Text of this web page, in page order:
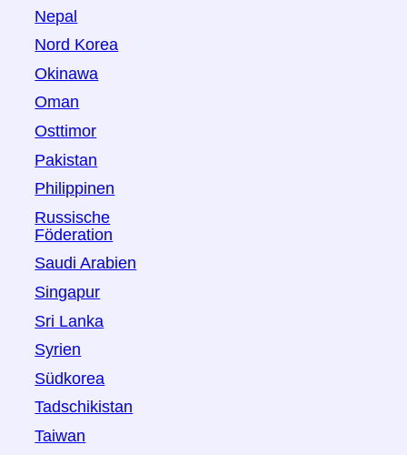
Nepal
Nord Korea
Okinawa
Oman
Osttimor
Pakistan
Philippinen
Russische
Föderation
Saudi Arabien
Singapur
Sri Lanka
Syrien
Südkorea
Tadschikistan
Taiwan